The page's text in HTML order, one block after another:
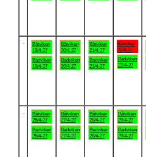
Båtviken
19/4-27
Badviken
19/4-27
Båtviken
20/4-27
Badviken
20/4-27
Båtviken
21/4-27
Badviken
21/4-27
Båtviken
22/4-27
Badviken
22/4-27
Båtviken
26/4-27
Badviken
26/4-27
Båtviken
27/4-27
Badviken
27/4-27
Båtviken
28/4-27
Badviken
28/4-27
Båtviken
29/4-27
Badviken
29/4-27